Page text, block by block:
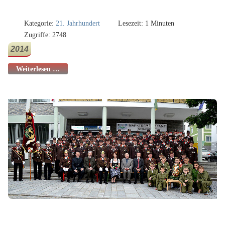
Kategorie:21. Jahrhundert
Lesezeit: 1 Minuten
Zugriffe: 2748
2014
Weiterlesen …